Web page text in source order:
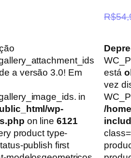
R$
a versão 3.0! Em
in
wp-
on line 6121
product type-
publish first
está
vez
/